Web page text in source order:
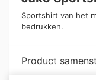
Sportshirt van het
bedrukken.
Product